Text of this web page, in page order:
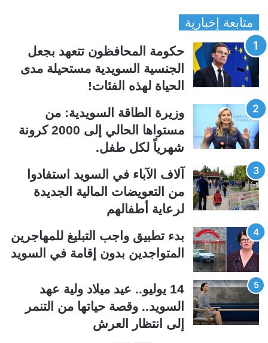
ح
ة
ا
ب
ة
ح
ة
ا
ل
ي
متابعة إخبارية
حكومة المحافظون تتعهد بجعل
الجنسية السويدية مستحيلة مدى
الحياة لهذه الفئات!
وزيرة الطاقة السويدية: من
مستواها الحالي إلى 2000 كرونة
شهرياً لكل طفل.
آلاف الآباء في السويد استفادوا
من التعويضات المالية الجديدة
لرعاية أطفالهم
بدء تطبيق واجب التبليغ للمهاجرين
المتواجدين بدون إقامة في السويد
14 يوليو.. عيد ميلاد ولية عهد
السويد.. وقصة حياتها من التنمر
إلى انتظار العرش